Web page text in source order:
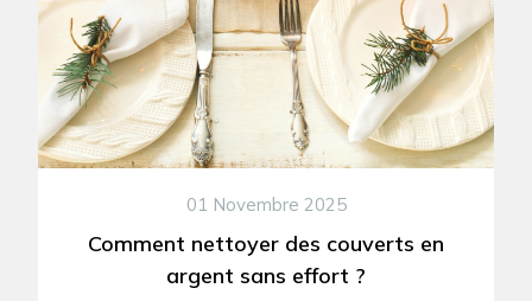
01 Novembre 2025
Comment nettoyer des couverts en
argent sans effort ?